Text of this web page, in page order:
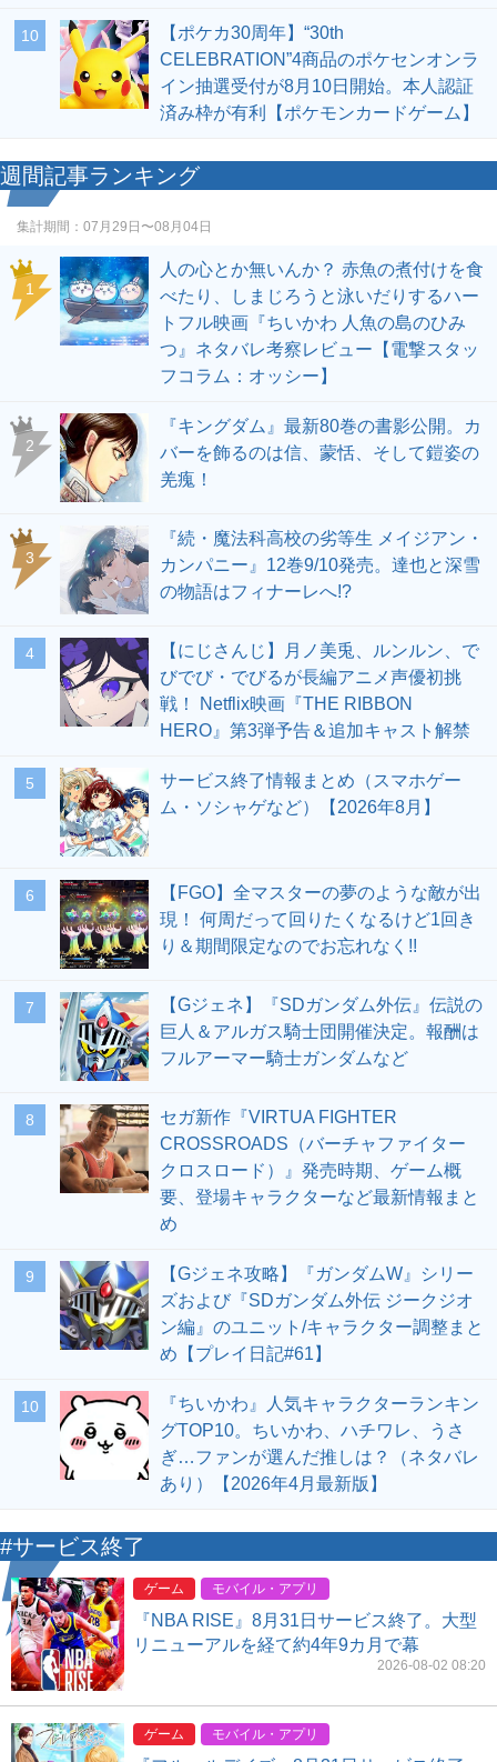
10
【ポケカ30周年】“30th
CELEBRATION”4商品のポケセンオンラ
イン抽選受付が8月10日開始。本人認証
済み枠が有利【ポケモンカードゲーム】
週間記事ランキング
集計期間： 07月29日〜08月04日
1
人の心とか無いんか？ 赤魚の煮付けを食
べたり、しまじろうと泳いだりするハー
トフル映画『ちいかわ 人魚の島のひみ
つ』ネタバレ考察レビュー【電撃スタッ
フコラム：オッシー】
2
『キングダム』最新80巻の書影公開。カ
バーを飾るのは信、蒙恬、そして鎧姿の
羌瘣！
3
『続・魔法科高校の劣等生 メイジアン・
カンパニー』12巻9/10発売。達也と深雪
の物語はフィナーレへ!?
4
【にじさんじ】月ノ美兎、ルンルン、で
びでび・でびるが長編アニメ声優初挑
戦！ Netflix映画『THE RIBBON
HERO』第3弾予告＆追加キャスト解禁
5
サービス終了情報まとめ（スマホゲー
ム・ソシャゲなど）【2026年8月】
6
【FGO】全マスターの夢のような敵が出
現！ 何周だって回りたくなるけど1回き
り＆期間限定なのでお忘れなく!!
7
【Gジェネ】『SDガンダム外伝』伝説の
巨人＆アルガス騎士団開催決定。報酬は
フルアーマー騎士ガンダムなど
8
セガ新作『VIRTUA FIGHTER
CROSSROADS（バーチャファイター
クロスロード）』発売時期、ゲーム概
要、登場キャラクターなど最新情報まと
め
9
【Gジェネ攻略】『ガンダムW』シリー
ズおよび『SDガンダム外伝 ジークジオ
ン編』のユニット/キャラクター調整まと
め【プレイ日記#61】
10
『ちいかわ』人気キャラクターランキン
グTOP10。ちいかわ、ハチワレ、うさ
ぎ…ファンが選んだ推しは？（ネタバレ
あり）【2026年4月最新版】
#サービス終了
ゲーム モバイル・アプリ
『NBA RISE』8月31日サービス終了。大型
リニューアルを経て約4年9カ月で幕
2026-08-02 08:20
ゲーム モバイル・アプリ